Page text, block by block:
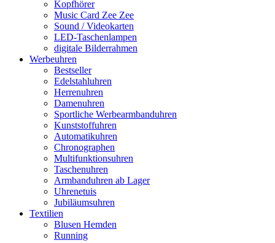
Kopfhörer
Music Card Zee Zee
Sound / Videokarten
LED-Taschenlampen
digitale Bilderrahmen
Werbeuhren
Bestseller
Edelstahluhren
Herrenuhren
Damenuhren
Sportliche Werbearmbanduhren
Kunststoffuhren
Automatikuhren
Chronographen
Multifunktionsuhren
Taschenuhren
Armbanduhren ab Lager
Uhrenetuis
Jubiläumsuhren
Textilien
Blusen Hemden
Running